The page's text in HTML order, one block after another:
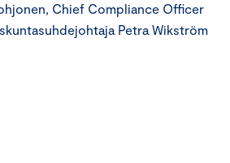
Chief Compliance Officer
Petra Wikström